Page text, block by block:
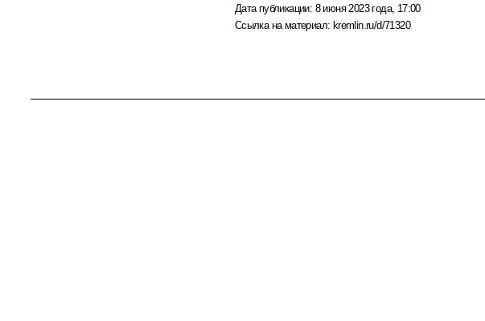
Дата публикации: 8 июня 2023 года, 17:00
Ссылка на материал: kremlin.ru/d/71320